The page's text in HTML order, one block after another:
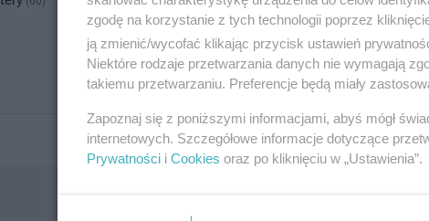
zgodę na korzystanie z tych technologii poprzez
ją zmienić/wycofać klikając przycisk ustawień
Niektóre rodzaje przetwarzania danych nie wymagają
takiemu przetwarzaniu. Preferencje będą miały
Zapoznaj się z poniższymi informacjami, abyś mógł
internetowych. Szczegółowe informacje dotyczące
Prywatności i Cookies oraz po kliknięciu w „Ustawienia”.